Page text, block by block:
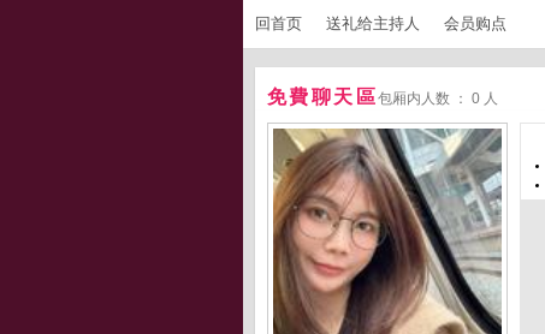
回首页 送礼给主持人 会员购点
免費聊天區包厢内人数 ： 0 人